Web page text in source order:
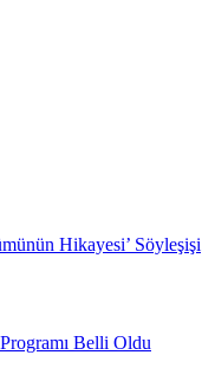
Hikayesi’ Söyleşişi
Belli Oldu